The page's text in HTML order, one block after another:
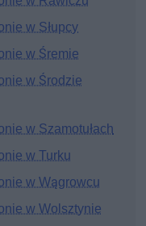
w Słupcy
w Śremie
w Środzie
w Szamotułach
w Turku
w Wągrowcu
w Wolsztynie